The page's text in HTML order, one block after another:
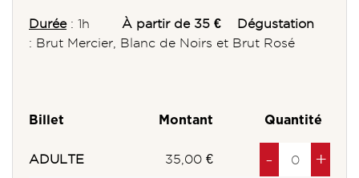
Durée: 1h À partir de 35 €
Dégustation
: Brut Mercier, Blanc de Noirs et Brut Rosé
Billet Montant Quantité
ADULTE 35,00 € - Diminuer
produits
+à